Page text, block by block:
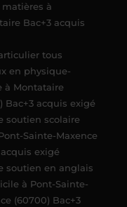
à
Bac+3 acquis
tous
en physique-
à Montataire
Bac+3 acquis exigé
soutien scolaire
Sainte-Maxence
acquis exigé
soutien en anglais
à Pont-Sainte-
(60700) Bac+3